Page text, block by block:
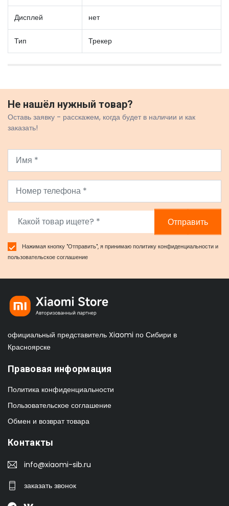
Дисплей нет
Тип Трекер
Не нашёл нужный товар?
Оставь заявку - расскажем, когда будет в наличии и как
заказать!
Отправить
Нажимая кнопку "Отправить", я принимаюполитику конфиденциальностии
пользовательское соглашение
официальный представитель Xiaomi по Сибири в
Красноярске
Правовая информация
Политика конфиденциальности
Пользовательское соглашение
Обмен и возврат товара
Контакты
info@xiaomi-sib.ru
заказать звонок